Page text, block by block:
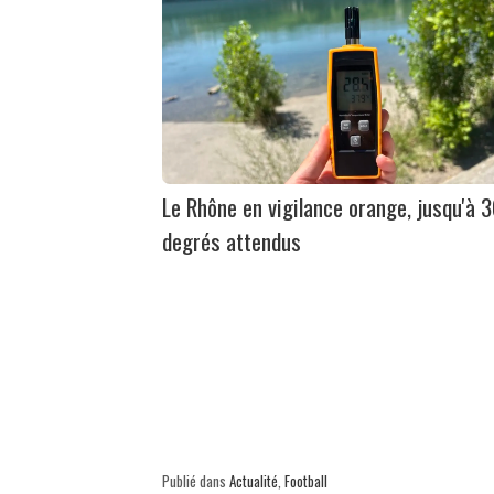
Le Rhône en vigilance orange, jusqu'à
degrés attendus
Publié dans Actualité Football